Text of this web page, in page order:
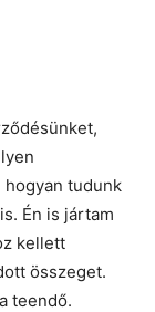
hogyan tudunk
Én is jártam
kellett
összeget.
teendő.